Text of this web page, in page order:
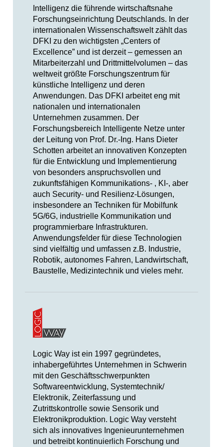
Intelligenz die führende wirtschaftsnahe
Forschungseinrichtung Deutschlands. In der
internationalen Wissenschaftswelt zählt das
DFKI zu den wichtigsten „Centers of
Excellence” und ist derzeit – gemessen an
Mitarbeiterzahl und Drittmittelvolumen – das
weltweit größte Forschungszentrum für
künstliche Intelligenz und deren
Anwendungen. Das DFKI arbeitet eng mit
nationalen und internationalen
Unternehmen zusammen. Der
Forschungsbereich Intelligente Netze unter
der Leitung von Prof. Dr.-Ing. Hans Dieter
Schotten arbeitet an innovativen Konzepten
für die Entwicklung und Implementierung
von besonders anspruchsvollen und
zukunftsfähigen Kommunikations- , KI-, aber
auch Security- und Resilienz-Lösungen,
insbesondere an Techniken für Mobilfunk
5G/6G, industrielle Kommunikation und
programmierbare Infrastrukturen.
Anwendungsfelder für diese Technologien
sind vielfältig und umfassen z.B. Industrie,
Robotik, autonomes Fahren, Landwirtschaft,
Baustelle, Medizintechnik und vieles mehr.
Logic Way ist ein 1997 gegründetes,
inhabergeführtes Unternehmen in Schwerin
mit den Geschäftsschwerpunkten
Softwareentwicklung, Systemtechnik/
Elektronik, Zeiterfassung und
Zutrittskontrolle sowie Sensorik und
Elektronikproduktion. Logic Way versteht
sich als innovatives Ingenieurunternehmen
und betreibt kontinuierlich Forschung und